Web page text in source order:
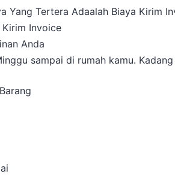
Yang Tertera Adaalah Biaya Kirim
Invoice
Anda
sampai di rumah kamu.